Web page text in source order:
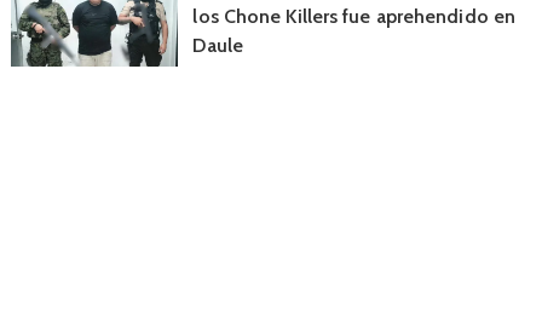
los Chone Killers fue aprehendido en
Daule